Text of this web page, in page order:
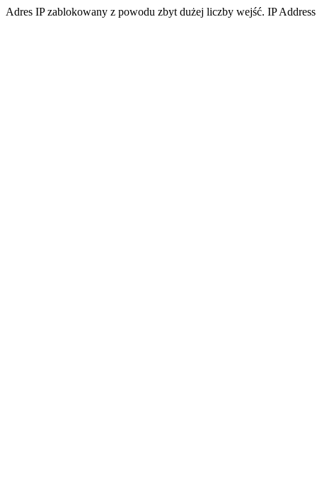
Adres IP zablokowany z powodu zbyt dużej liczby wejść. IP